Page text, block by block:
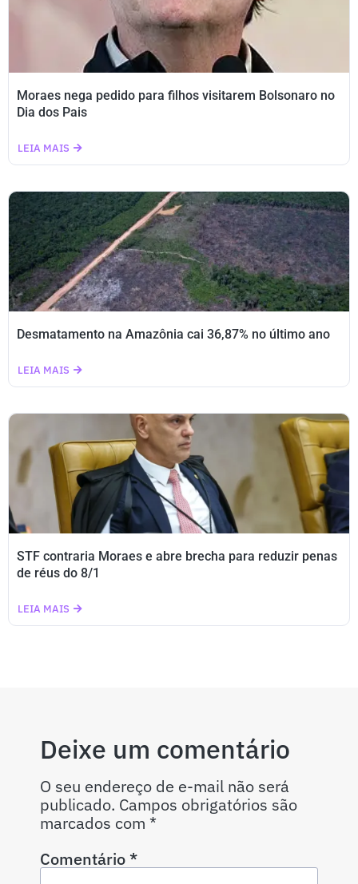
Moraes nega pedido para filhos visitarem Bolsonaro no
Dia dos Pais
LEIA MAIS
Desmatamento na Amazônia cai 36,87% no último ano
LEIA MAIS
STF contraria Moraes e abre brecha para reduzir penas
de réus do 8/1
LEIA MAIS
Deixe um comentário
O seu endereço de e-mail não será
publicado. Campos obrigatórios são
marcados com *
Comentário*